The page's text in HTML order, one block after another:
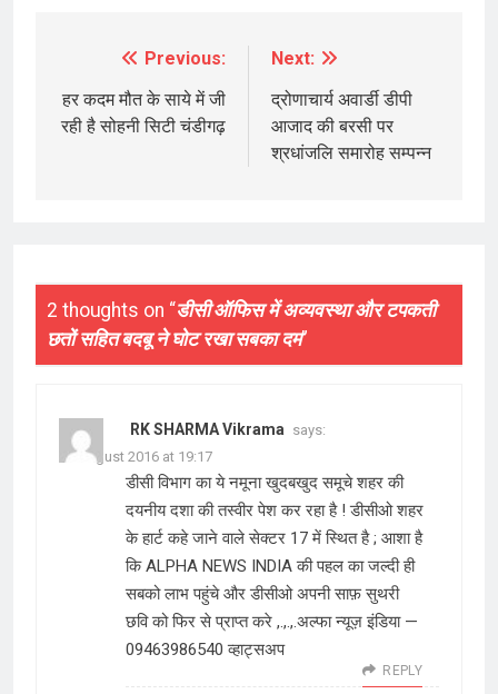
navigation
Previous:
हर कदम मौत के साये में जी
रही है सोहनी सिटी चंडीगढ़
Next:
द्रोणाचार्य अवार्डी डीपी
आजाद की बरसी पर
श्रधांजलि समारोह सम्पन्न
2 thoughts on “डीसी ऑफिस में अव्यवस्था और टपकती
छतों सहित बदबू ने घोट रखा सबका दम”
RK SHARMA Vikrama says:
15 August 2016 at 19:17
डीसी विभाग का ये नमूना खुदबखुद समूचे शहर की
दयनीय दशा की तस्वीर पेश कर रहा है ! डीसीओ शहर
के हार्ट कहे जाने वाले सेक्टर 17 में स्थित है ; आशा है
कि ALPHA NEWS INDIA की पहल का जल्दी ही
सबको लाभ पहुंचे और डीसीओ अपनी साफ़ सुथरी
छवि को फिर से प्राप्त करे ,.,.,.अल्फा न्यूज़ इंडिया —
09463986540 व्हाट्सअप
REPLY